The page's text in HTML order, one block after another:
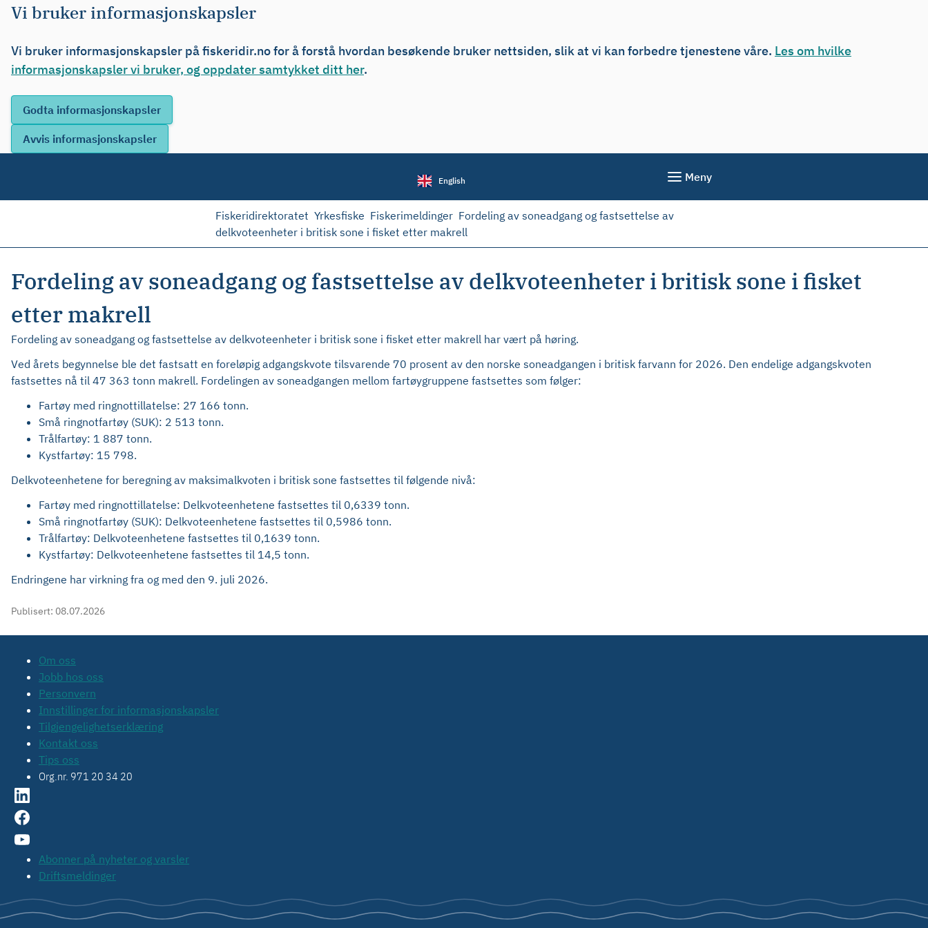
Vi bruker informasjonskapsler
Vi bruker informasjonskapsler på fiskeridir.no for å forstå hvordan besøkende bruker nettsiden, slik at vi kan forbedre tjenestene våre. Les om hvilke
informasjonskapsler vi bruker, og oppdater samtykket ditt her.
English Meny
Fiskeridirektoratet Yrkesfiske Fiskerimeldinger Fordeling av soneadgang og fastsettelse av
delkvoteenheter i britisk sone i fisket etter makrell
Fordeling av soneadgang og fastsettelse av delkvoteenheter i britisk sone i fisket
etter makrell
Fordeling av soneadgang og fastsettelse av delkvoteenheter i britisk sone i fisket etter makrell har vært på høring.
Ved årets begynnelse ble det fastsatt en foreløpig adgangskvote tilsvarende 70 prosent av den norske soneadgangen i britisk farvann for 2026. Den endelige adgangskvoten
fastsettes nå til 47 363 tonn makrell. Fordelingen av soneadgangen mellom fartøygruppene fastsettes som følger:
Fartøy med ringnottillatelse: 27 166 tonn.
Små ringnotfartøy (SUK): 2 513 tonn.
Trålfartøy: 1 887 tonn.
Kystfartøy: 15 798.
Delkvoteenhetene for beregning av maksimalkvoten i britisk sone fastsettes til følgende nivå:
Fartøy med ringnottillatelse: Delkvoteenhetene fastsettes til 0,6339 tonn.
Små ringnotfartøy (SUK): Delkvoteenhetene fastsettes til 0,5986 tonn.
Trålfartøy: Delkvoteenhetene fastsettes til 0,1639 tonn.
Kystfartøy: Delkvoteenhetene fastsettes til 14,5 tonn.
Endringene har virkning fra og med den 9. juli 2026.
Publisert: 08.07.2026
Om oss
Jobb hos oss
Personvern
Innstillinger for informasjonskapsler
Tilgjengelighetserklæring
Kontakt oss
Tips oss
Org.nr. 971 20 34 20
Abonner på nyheter og varsler
Driftsmeldinger